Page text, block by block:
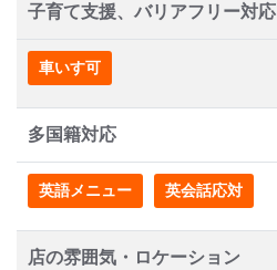
子育て支援、バリアフリー対応
車いす可
多国籍対応
英語メニュー 英会話応対
店の雰囲気・ロケーション